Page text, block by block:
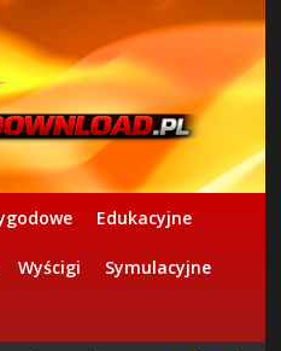
Edukacyjne
Wyścigi Symulacyjne